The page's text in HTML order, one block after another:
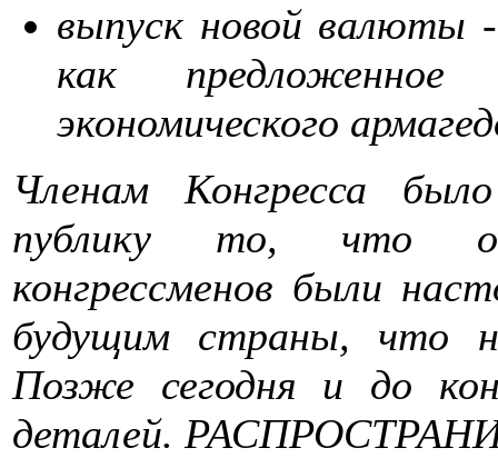
выпуск новой валюты
как предложенное
экономического
Членам Конгресса
публику то, что
конгрессменов были
будущим страны, что
Позже сегодня и до
деталей.